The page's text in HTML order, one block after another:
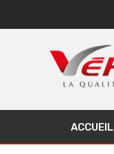
ACCUEIL